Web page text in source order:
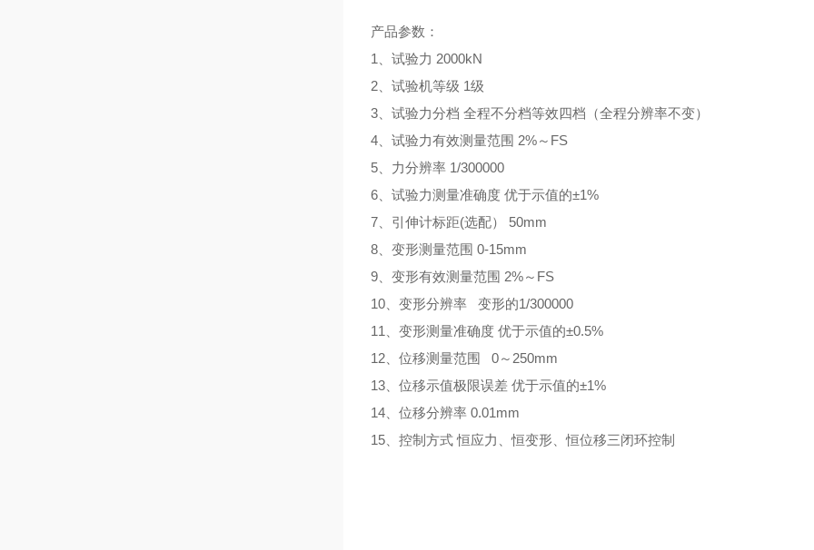
产品参数：
1、试验力 2000kN
2、试验机等级 1级
3、试验力分档 全程不分档等效四档（全程分辨率不变）
4、试验力有效测量范围 2%～FS
5、力分辨率 1/300000
6、试验力测量准确度 优于示值的±1%
7、引伸计标距(选配） 50mm
8、变形测量范围 0-15mm
9、变形有效测量范围 2%～FS
10、变形分辨率 变形的1/300000
11、变形测量准确度 优于示值的±0.5%
12、位移测量范围 0～250mm
13、位移示值极限误差 优于示值的±1%
14、位移分辨率 0.01mm
15、控制方式 恒应力、恒变形、恒位移三闭环控制